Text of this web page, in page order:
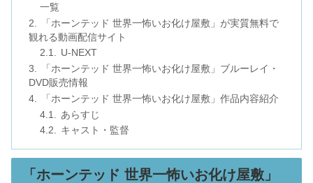
一覧
「ホーンテッド 世界一怖いお化け屋敷」が実質無料で
観れる動画配信サイト
U-NEXT
「ホーンテッド 世界一怖いお化け屋敷」ブルーレイ・
DVD販売情報
「ホーンテッド 世界一怖いお化け屋敷」作品内容紹介
あらすじ
キャスト・監督
「ホーンテッド 世界一怖いお化け屋敷」